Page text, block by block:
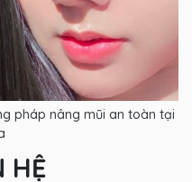
pháp nâng mũi an toàn tại
HỆ